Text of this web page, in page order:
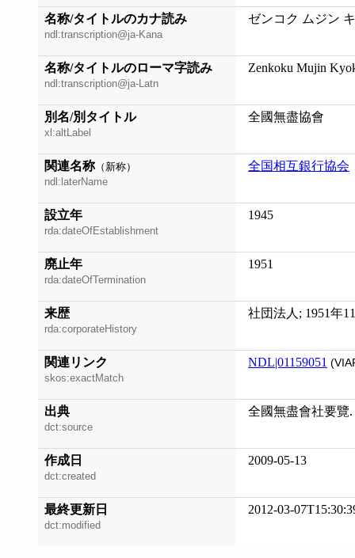
名称/タイトルのカナ読み
ndl:transcription@ja-Kana
ゼンコク ムジン
名称/タイトルのローマ字読み
ndl:transcription@ja-Latn
Zenkoku Mujin
別名/別タイトル
xl:altLabel
全國無盡協會
関連名称（新称）
ndl:laterName
全国相互銀行協会
設立年
rda:dateOfEstablishment
1945
廃止年
rda:dateOfTermination
1951
来歴
rda:corporateHistory
社団法人; 1951年
関連リンク
skos:exactMatch
NDL|01159051
出典
dct:source
全國無盡會社要覽
作成日
dct:created
2009-05-13
最終更新日
dct:modified
2012-03-